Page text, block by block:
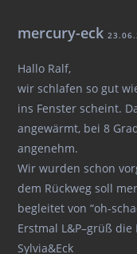
mercury-eck
Hallo Ralf,
wir schlafen so gut
ins Fenster scheint.
angewärmt, bei 8
angenehm.
Wir wurden schon
dem Rückweg soll
begleitet von “oh-
Erstmal L&P–grüß
Sylvia&Eck